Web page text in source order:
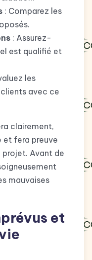
: Comparez les
: Assurez-
est qualifié et
les
avec ce
clairement,
et fera preuve
Avant de
mauvaises
et